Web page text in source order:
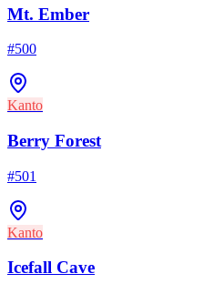
Mt. Ember
#500
Kanto
Berry Forest
#501
Kanto
Icefall Cave